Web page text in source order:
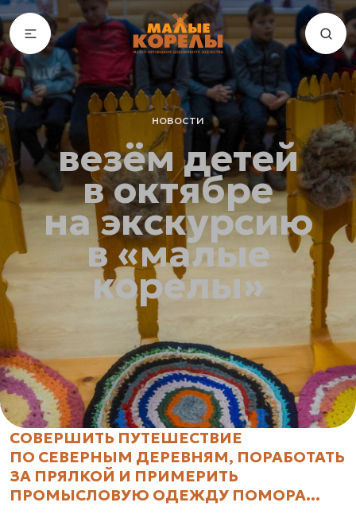
новости
везём детей
в октябре
на экскурсию
в «малые
корелы»
СОВЕРШИТЬ ПУТЕШЕСТВИЕ
ПО СЕВЕРНЫМ ДЕРЕВНЯМ, ПОРАБОТАТЬ
ЗА ПРЯЛКОЙ И ПРИМЕРИТЬ
ПРОМЫСЛОВУЮ ОДЕЖДУ ПОМОРА...